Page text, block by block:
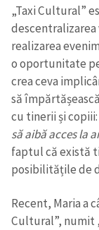
„Taxi Cultural”
realizarea
o oportunitate
crea ceva
să
cu tinerii și copiii:
să aibă acces la
faptul că există
posibilitățile de
Recent, Maria a
Cultural”, numit